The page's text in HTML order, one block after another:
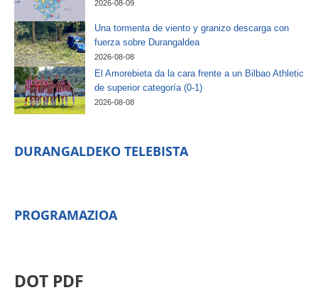
2026-08-09
Una tormenta de viento y granizo descarga con
fuerza sobre Durangaldea
2026-08-08
El Amorebieta da la cara frente a un Bilbao Athletic
de superior categoría (0-1)
2026-08-08
DURANGALDEKO TELEBISTA
PROGRAMAZIOA
DOT PDF